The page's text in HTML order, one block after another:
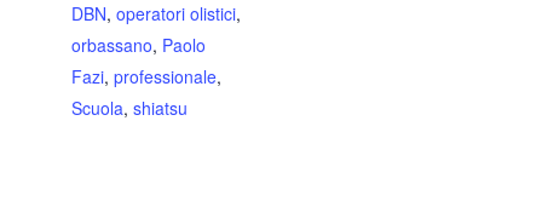
DBN, operatori olistici,
orbassano, Paolo
Fazi, professionale,
Scuola, shiatsu